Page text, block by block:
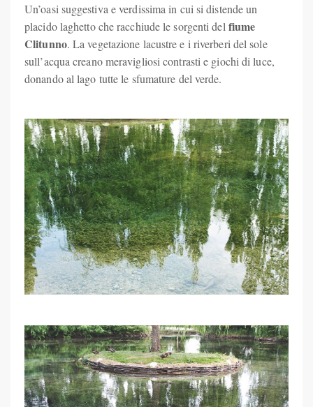
Un’oasi suggestiva e verdissima in cui si distende un
placido laghetto che racchiude le sorgenti del fiume
Clitunno. La vegetazione lacustre e i riverberi del sole
sull’acqua creano meravigliosi contrasti e giochi di luce,
donando al lago tutte le sfumature del verde.